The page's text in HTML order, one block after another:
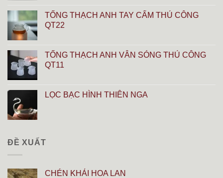
TỐNG THẠCH ANH TAY CẨM THỦ CÔNG
QT22
TỐNG THẠCH ANH VÂN SÓNG THỦ CÔNG
QT11
LỌC BẠC HÌNH THIÊN NGA
ĐỀ XUẤT
CHÉN KHẢI HOA LAN